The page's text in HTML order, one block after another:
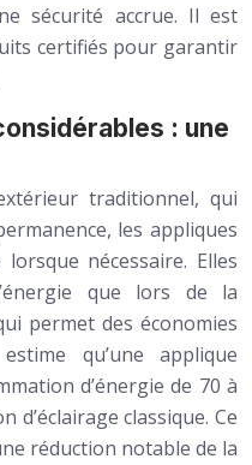
sécurité accrue. Il est
certifiés pour garantir
: une
traditionnel, qui
les appliques
nécessaire. Elles
que lors de la
permet des économies
qu’une applique
d’énergie de 70 à
classique. Ce
réduction notable de la